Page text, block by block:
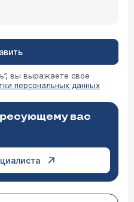
вы выражаете свое
персональных данных
вас